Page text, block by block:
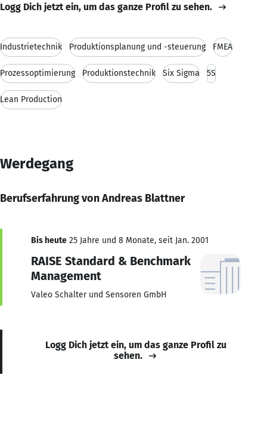
Logg Dich jetzt ein, um das ganze Profil zu sehen.
Industrietechnik Produktionsplanung und -steuerung FMEA
Prozessoptimierung Produktionstechnik Six Sigma 5S
Lean Production
Werdegang
Berufserfahrung von Andreas Blattner
Bis heute 25 Jahre und 8 Monate, seit Jan. 2001
RAISE Standard & Benchmark
Management
Valeo Schalter und Sensoren GmbH
Logg Dich jetzt ein, um das ganze Profil zu
sehen.